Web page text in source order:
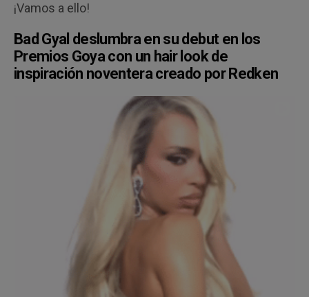
¡Vamos a ello!
Bad Gyal deslumbra en su debut en los
Premios Goya con un hair look de
inspiración noventera creado por Redken